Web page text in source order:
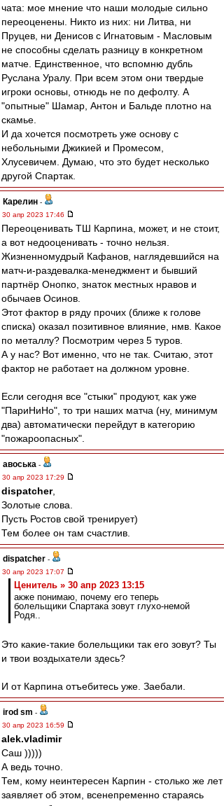
чата: мое мнение что наши молодые сильно
переоценены. Никто из них: ни Литва, ни
Пруцев, ни Денисов с Игнатовым - Масловым
не способны сделать разницу в конкретном
матче. Единственное, что вспомню дубль
Руслана Уралу. При всем этом они твердые
игроки основы, отнюдь не по дефолту. А
"опытные" Шамар, Антон и Бальде плотно на
скамье.
И да хочется посмотреть уже основу с
небольными Джикией и Промесом,
Хлусевичем. Думаю, что это будет несколько
другой Спартак.
Карелин -
30 апр 2023 17:46
Переоценивать ТШ Карпина, может, и не стоит,
а вот недооценивать - точно нельзя.
Жизненномудрый Кафанов, наглядевшийся на
матч-и-раздевалка-менеджмент и бывший
партнёр Онопко, знаток местных нравов и
обычаев Осинов.
Этот фактор в ряду прочих (ближе к голове
списка) оказал позитивное влияние, нмв. Какое
по металлу? Посмотрим через 5 туров.
А у нас? Вот именно, что не так. Считаю, этот
фактор не работает на должном уровне.
Если сегодня все "стыки" продуют, как уже
"ПариНиНо", то три наших матча (ну, минимум
два) автоматически перейдут в категорию
"пожароопасных".
авоська -
30 апр 2023 17:29
dispatcher,
Золотые слова.
Пусть Ростов свой тренирует)
Тем более он там счастлив.
dispatcher -
30 апр 2023 17:07
Ценитель » 30 апр 2023 13:15
акже понимаю, почему его теперь
болельщики Спартака зовут глухо-немой
Родя..
Это какие-такие болельщики так его зовут? Ты
и твои воздыхатели здесь?
И от Карпина отъебитесь уже. Заебали.
irod sm -
30 апр 2023 16:59
alek.vladimir
Саш )))))
А ведь точно.
Тем, кому неинтересен Карпин - столько же лет
заявляет об этом, всенепременно стараясь